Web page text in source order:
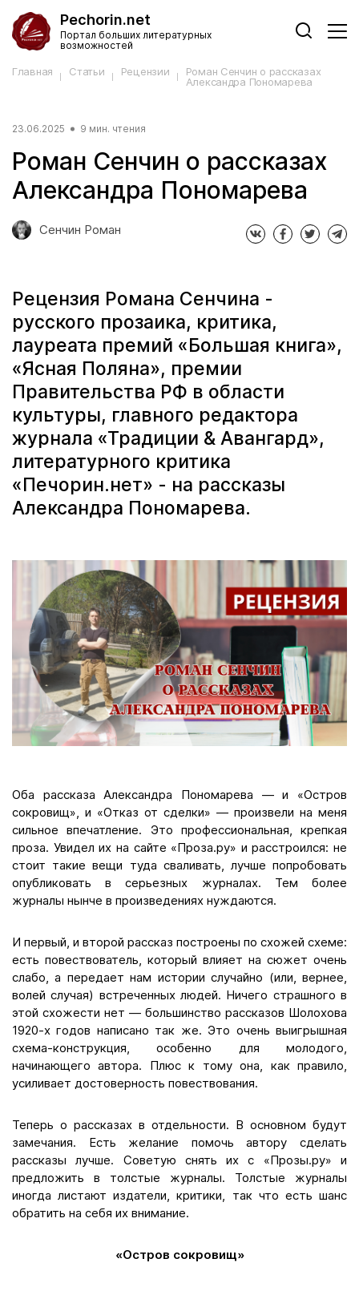
Pechorin.net
Портал больших литературных
возможностей
Главная Статьи Рецензии
Роман Сенчин о рассказах
Александра Пономарева
Роман Сенчин о рассказах
Александра Пономарева
23.06.2025 9 мин. чтения
Сенчин Роман
Рецензия Романа Сенчина -
русского прозаика, критика,
лауреата премий «Большая книга»,
«Ясная Поляна», премии
Правительства РФ в области
культуры, главного редактора
журнала «Традиции & Авангард»,
литературного критика
«Печорин.нет» - на рассказы
Александра Пономарева.
Оба рассказа Александра Пономарева — и «Остров
сокровищ», и «Отказ от сделки» — произвели на меня
сильное впечатление. Это профессиональная, крепкая
проза. Увидел их на сайте «Проза.ру» и расстроился: не
стоит такие вещи туда сваливать, лучше попробовать
опубликовать в серьезных журналах. Тем более
журналы нынче в произведениях нуждаются.
И первый, и второй рассказ построены по схожей схеме:
есть повествователь, который влияет на сюжет очень
слабо, а передает нам истории случайно (или, вернее,
волей случая) встреченных людей. Ничего страшного в
этой схожести нет — большинство рассказов Шолохова
1920-х годов написано так же. Это очень выигрышная
схема-конструкция, особенно для молодого,
начинающего автора. Плюс к тому она, как правило,
усиливает достоверность повествования.
Теперь о рассказах в отдельности. В основном будут
замечания. Есть желание помочь автору сделать
рассказы лучше. Советую снять их с «Прозы.ру» и
предложить в толстые журналы. Толстые журналы
иногда листают издатели, критики, так что есть шанс
обратить на себя их внимание.
«Остров сокровищ»